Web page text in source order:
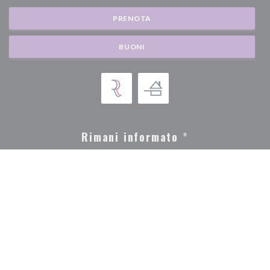
PRENOTA
BUONI
Rimani informato *